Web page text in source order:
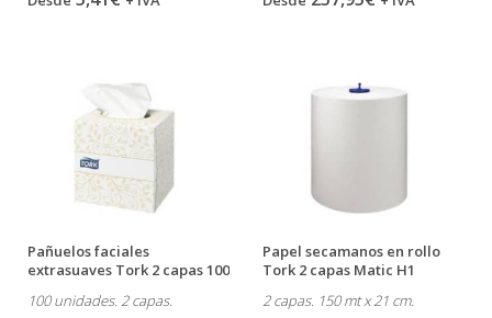
Pañuelos faciales
extrasuaves Tork 2 capas 100
100 unidades. 2 capas.
Papel secamanos en rollo
Tork 2 capas Matic H1
2 capas. 150 mt x 21 cm.